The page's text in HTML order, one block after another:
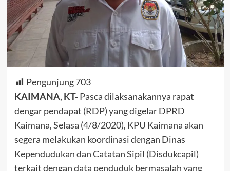
Pengunjung 703
KAIMANA, KT-Pasca dilaksanakannya rapat
dengar pendapat (RDP) yang digelar DPRD
Kaimana, Selasa (4/8/2020), KPU Kaimana akan
segera melakukan koordinasi dengan Dinas
Kependudukan dan Catatan Sipil (Disdukcapil)
terkait dengan data penduduk bermasalah yang